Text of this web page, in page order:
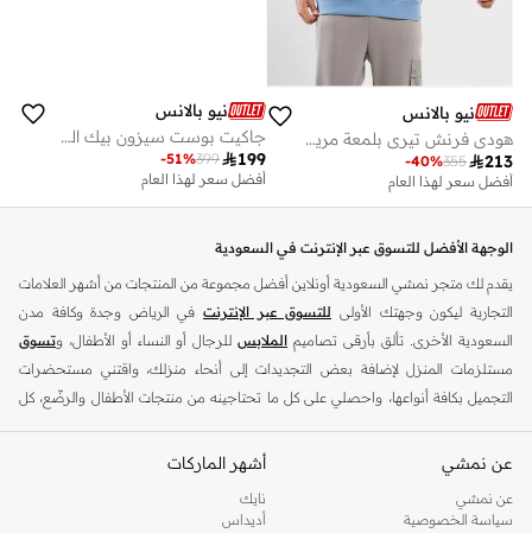
نيو بالانس
هودي فرنش تيري بلمعة مريحة
213
355
-40%
أفضل سعر لهذا العام
نيو بالانس
جاكيت بوست سيزون بيك الرياضي للنساء
199
399
-51%
أفضل سعر لهذا العام
الوجهة الأفضل للتسوق عبر الإنترنت في السعودية
يقدم لك متجر نمشي السعودية أونلاين أفضل مجموعة من المنتجات من أشهر العلامات
التجارية ليكون وجهتك الأولى للتسوق عبر الإنترنت في الرياض وجدة وكافة مدن
السعودية الأخرى. تألق بأرقى تصاميم الملابس للرجال أو النساء أو الأطفال، وتسوق
مستلزمات المنزل لإضافة بعض التجديدات إلى أنحاء منزلك، واقتني مستحضرات
التجميل بكافة أنواعها، واحصلي على كل ما تحتاجينه من منتجات الأطفال والرضّع، كل
أفضل العلامات التجارية في السعودية
يضم متجر نمشي السعودية أونلاين مجموعة ضخمة من المنتجات من أفضل العلامات
التجارية، بداية من الأزياء وحتى مستلزمات المنزل. ستجد لدينا كل ما ترغب به من
عن نمشي
عن نمشي
سياسة الخصوصية
أشهر الماركات
نايك
أديداس